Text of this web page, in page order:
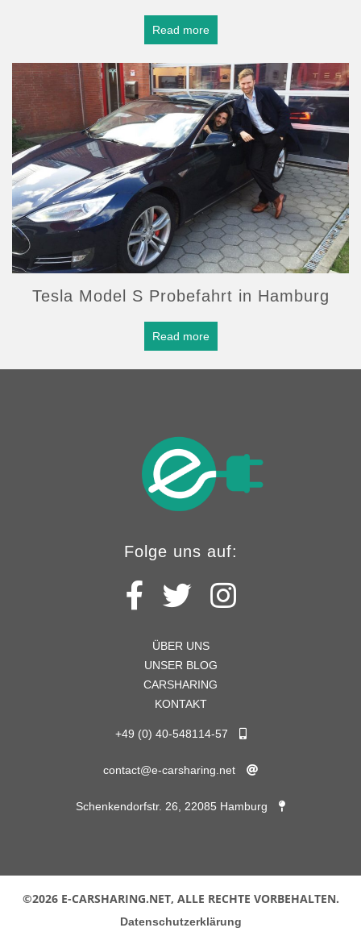
Read more
Tesla Model S Probefahrt in Hamburg
Read more
Folge uns auf:
ÜBER UNS
UNSER BLOG
CARSHARING
KONTAKT
+49 (0) 40-548114-57
contact@e-carsharing.net
Schenkendorfstr. 26, 22085 Hamburg
©2026 E-CARSHARING.NET, ALLE RECHTE VORBEHALTEN.
Datenschutzerklärung